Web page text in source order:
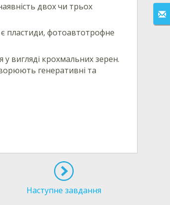
двох чи трьох
є пластиди, фотоавтотрофне
у вигляді крохмальних зерен.
генеративні та
Наступне завдання